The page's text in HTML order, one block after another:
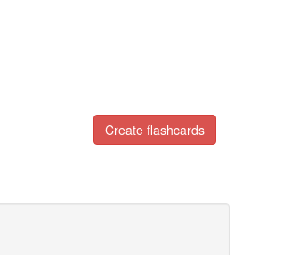
Create flashcards